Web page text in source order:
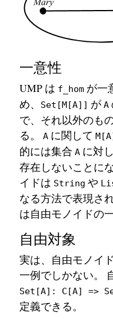
一意性
UMP は f_homが一
め、
Set[M[A]] が A
で、それ以外のも
る。
Aに関して
的には集合 Aに対
存在しないことに
イドは String や
なる方法で表現さ
は自由モノイドの
自由対象
実は、自由モノイ
一例でしかない。
Set[A]: C[A] =>
定義できる。